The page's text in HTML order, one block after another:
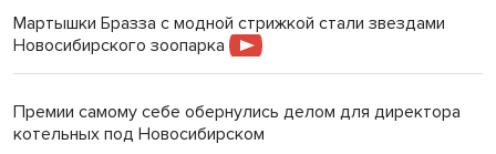
Мартышки Бразза с модной стрижкой стали звездами
Новосибирского зоопарка
Премии самому себе обернулись делом для директора
котельных под Новосибирском